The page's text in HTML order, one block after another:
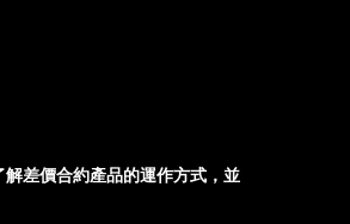
差價合約產品的運作方式，並